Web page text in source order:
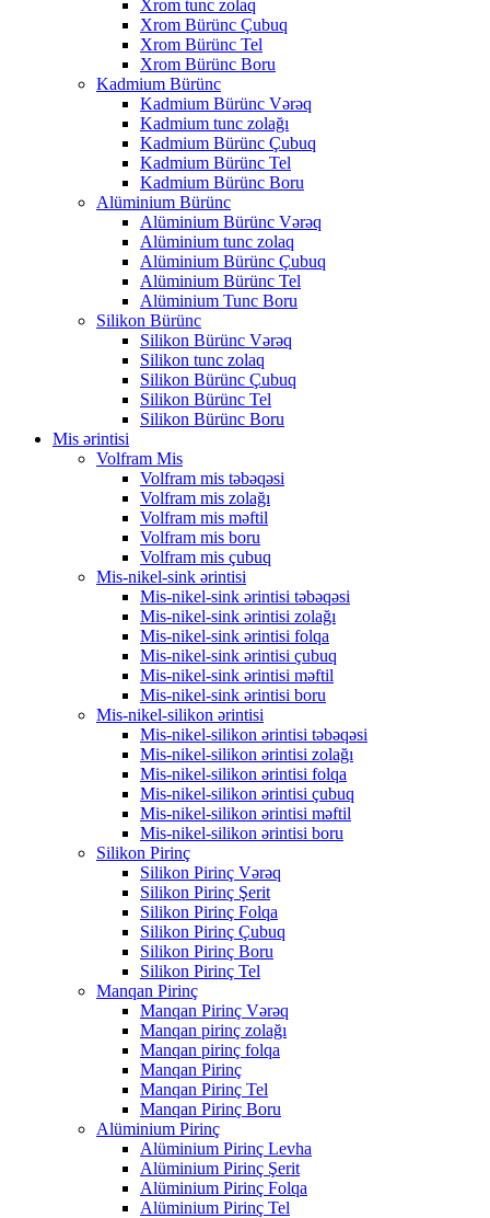
Xrom tunc zolaq
Xrom Bürünc Çubuq
Xrom Bürünc Tel
Xrom Bürünc Boru
Kadmium Bürünc
Kadmium Bürünc Vərəq
Kadmium tunc zolağı
Kadmium Bürünc Çubuq
Kadmium Bürünc Tel
Kadmium Bürünc Boru
Alüminium Bürünc
Alüminium Bürünc Vərəq
Alüminium tunc zolaq
Alüminium Bürünc Çubuq
Alüminium Bürünc Tel
Alüminium Tunc Boru
Silikon Bürünc
Silikon Bürünc Vərəq
Silikon tunc zolaq
Silikon Bürünc Çubuq
Silikon Bürünc Tel
Silikon Bürünc Boru
Mis ərintisi
Volfram Mis
Volfram mis təbəqəsi
Volfram mis zolağı
Volfram mis məftil
Volfram mis boru
Volfram mis çubuq
Mis-nikel-sink ərintisi
Mis-nikel-sink ərintisi təbəqəsi
Mis-nikel-sink ərintisi zolağı
Mis-nikel-sink ərintisi folqa
Mis-nikel-sink ərintisi çubuq
Mis-nikel-sink ərintisi məftil
Mis-nikel-sink ərintisi boru
Mis-nikel-silikon ərintisi
Mis-nikel-silikon ərintisi təbəqəsi
Mis-nikel-silikon ərintisi zolağı
Mis-nikel-silikon ərintisi folqa
Mis-nikel-silikon ərintisi çubuq
Mis-nikel-silikon ərintisi məftil
Mis-nikel-silikon ərintisi boru
Silikon Pirinç
Silikon Pirinç Vərəq
Silikon Pirinç Şerit
Silikon Pirinç Folqa
Silikon Pirinç Çubuq
Silikon Pirinç Boru
Silikon Pirinç Tel
Manqan Pirinç
Manqan Pirinç Vərəq
Manqan pirinç zolağı
Manqan pirinç folqa
Manqan Pirinç
Manqan Pirinç Tel
Manqan Pirinç Boru
Alüminium Pirinç
Alüminium Pirinç Levha
Alüminium Pirinç Şerit
Alüminium Pirinç Folqa
Alüminium Pirinç Tel